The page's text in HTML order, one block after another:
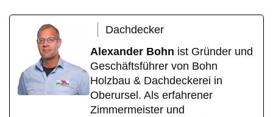
Dachdecker
Alexander Bohn ist Gründer und
Geschäftsführer von Bohn
Holzbau & Dachdeckerei in
Oberursel. Als erfahrener
Zimmermeister und